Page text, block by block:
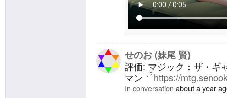
せのお (妹尾 賢)
評価: マジック：ザ・ギ
マン
https://
In conversation about a year